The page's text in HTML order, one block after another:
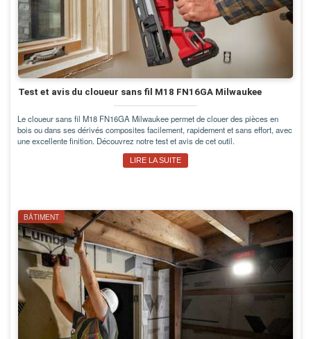
Test et avis du cloueur sans fil M18 FN16GA Milwaukee
Le cloueur sans fil M18 FN16GA Milwaukee permet de clouer des pièces en
bois ou dans ses dérivés composites facilement, rapidement et sans effort, avec
une excellente finition. Découvrez notre test et avis de cet outil.
LIRE LA SUITE
BÂTIMENT